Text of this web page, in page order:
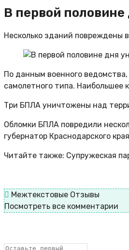
В первой
Несколько зданий повреждены
По данным военного
самолетного типа. Наибольшее
Три БПЛА уничтожены над
Обломки БПЛА повредили
губернатор Краснодарского
Читайте также: Супружеская
Межтекстовые Отзывы
Посмотреть все комментарии